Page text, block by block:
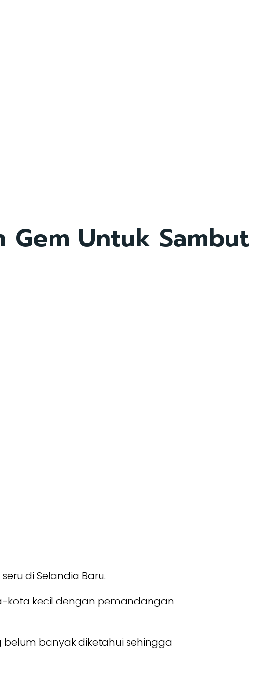
Gem Untuk Sambut
di Selandia Baru.
kota kecil dengan pemandangan
belum banyak diketahui sehingga